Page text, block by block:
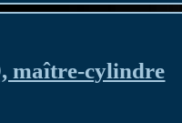
maître-cylindre